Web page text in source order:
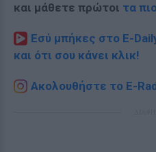
και μάθετε πρώτοι τα
Εσύ μπήκες στο E-
και ότι σου κάνει κλικ!
Ακολουθήστε το E-